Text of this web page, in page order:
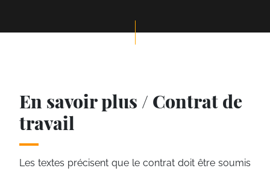
En savoir plus / Contrat de
travail
Les textes précisent que le contrat doit être soumis